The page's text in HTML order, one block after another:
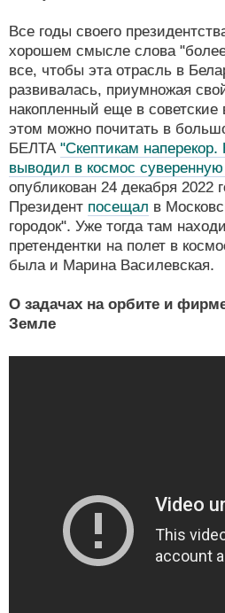
Все годы своего
хорошем смысле слова
все, чтобы эта отрасль в
развивалась, приумножая
накопленный еще в
этом можно почитать в
БЕЛТА "Скептикам наперекор.
выводил в космос
опубликован 24 декабря 2022
Президент посещал в
городок". Уже тогда там
претендентки на полет в
была и Марина Василевская.
О задачах на орбите и
Земле